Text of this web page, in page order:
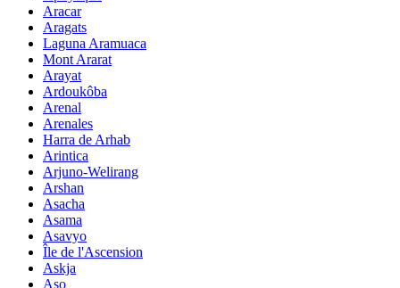
Aracar
Aragats
Laguna Aramuaca
Mont Ararat
Arayat
Ardoukôba
Arenal
Arenales
Harra de Arhab
Arintica
Arjuno-Welirang
Arshan
Asacha
Asama
Asavyo
Île de l'Ascension
Askja
Aso